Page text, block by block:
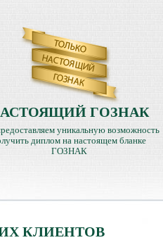
ГОЗНАК
уникальную возможность
диплом на настоящем бланке
ГОЗНАК
КЛИЕНТОВ